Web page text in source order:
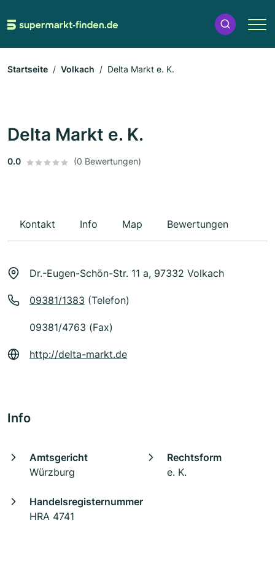
Startseite Volkach Delta Markt e. K.
Delta Markt e. K.
0.0 (0 Bewertungen)
Kontakt Info Map Bewertungen
Dr.-Eugen-Schön-Str. 11 a, 97332 Volkach
09381/1383 (Telefon)
09381/4763 (Fax)
http://delta-markt.de
Info
Amtsgericht
Würzburg
Rechtsform
e. K.
Handelsregisternummer
HRA 4741